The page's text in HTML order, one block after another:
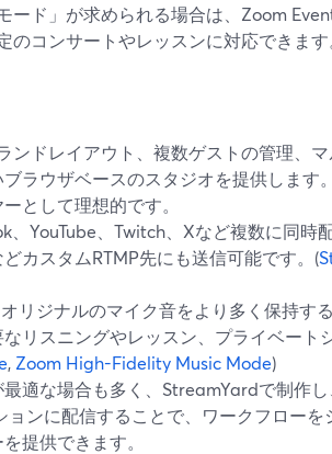
ード」が求められる場合は、Zoom
のコンサートやレッスンに対応できます
ンドレイアウト、複数ゲストの管理、
ラウザベースのスタジオを提供します
として理想的です。
、YouTube、Twitch、Xなど複数に同時
カスタムRTMP先にも送信可能です。(
リジナルのマイク音をより多く保持す
リスニングやレッスン、プライベート
, Zoom High-Fidelity Music Mode)
適な場合も多く、StreamYardで制作
ンに配信することで、ワークフローを
提供できます。